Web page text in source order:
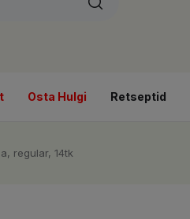
Osta Hulgi Retseptid
regular, 14tk